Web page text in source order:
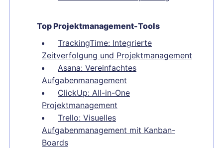
Top Projektmanagement-Tools
TrackingTime: Integrierte
Zeitverfolgung und Projektmanagement
Asana: Vereinfachtes
Aufgabenmanagement
ClickUp: All-in-One
Projektmanagement
Trello: Visuelles
Aufgabenmanagement mit Kanban-
Boards